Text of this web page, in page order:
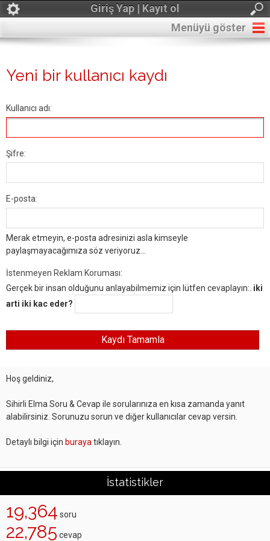
Giriş Yap | Kayıt ol
Menüyü göster
Yeni bir kullanıcı kaydı
Kullanıcı adı:
Şifre:
E-posta:
Merak etmeyin, e-posta adresinizi asla kimseyle
paylaşmayacağımıza söz veriyoruz...
İstenmeyen Reklam Koruması:
Gerçek bir insan olduğunu anlayabilmemiz için lütfen cevaplayın:. iki
arti iki kac eder?
Hoş geldiniz,
Sihirli Elma Soru & Cevap ile sorularınıza en kısa zamanda yanıt
alabilirsiniz. Sorunuzu sorun ve diğer kullanıcılar cevap versin.
Detaylı bilgi için buraya tıklayın.
İstatistikler
19,364 soru
22,785 cevap